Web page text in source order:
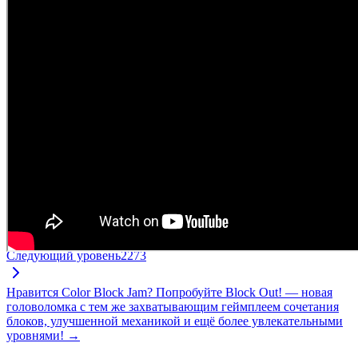
Следующий уровень2273
Нравится Color Block Jam? Попробуйте Block Out! — новая
головоломка с тем же захватывающим геймплеем сочетания
блоков, улучшенной механикой и ещё более увлекательными
уровнями! →